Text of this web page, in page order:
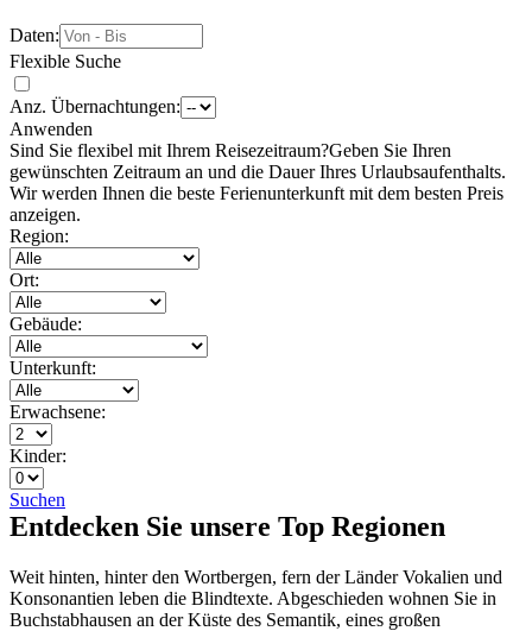
Daten:
Flexible Suche
Anz. Übernachtungen:
Anwenden
Sind Sie flexibel mit Ihrem Reisezeitraum?Geben Sie Ihren
gewünschten Zeitraum an und die Dauer Ihres Urlaubsaufenthalts.
Wir werden Ihnen die beste Ferienunterkunft mit dem besten Preis
anzeigen.
Region:
Ort:
Gebäude:
Unterkunft:
Erwachsene:
Kinder:
Suchen
Entdecken Sie unsere Top Regionen
Weit hinten, hinter den Wortbergen, fern der Länder Vokalien und
Konsonantien leben die Blindtexte. Abgeschieden wohnen Sie in
Buchstabhausen an der Küste des Semantik, eines großen